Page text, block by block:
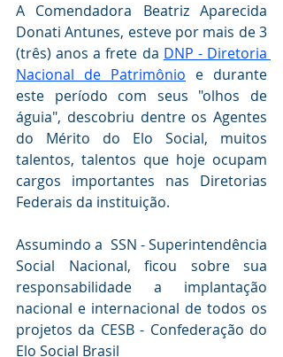
A Comendadora Beatriz Aparecida
Donati Antunes, esteve por mais de 3
(três) anos a frete da DNP - Diretoria
Nacional de Patrimônio e durante
este período com seus "olhos de
águia", descobriu dentre os Agentes
do Mérito do Elo Social, muitos
talentos, talentos que hoje ocupam
cargos importantes nas Diretorias
Federais da instituição.
Assumindo a  SSN - Superintendência
Social Nacional, ficou sobre sua
responsabilidade a implantação
nacional e internacional de todos os
projetos da CESB - Confederação do
Elo Social Brasil